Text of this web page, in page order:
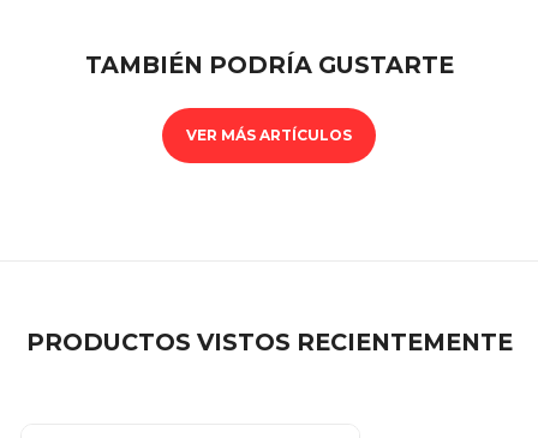
TAMBIÉN PODRÍA GUSTARTE
VER MÁS ARTÍCULOS
PRODUCTOS VISTOS RECIENTEMENTE